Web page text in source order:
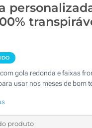
gola redonda e faixas
usar nos meses de bom
produto